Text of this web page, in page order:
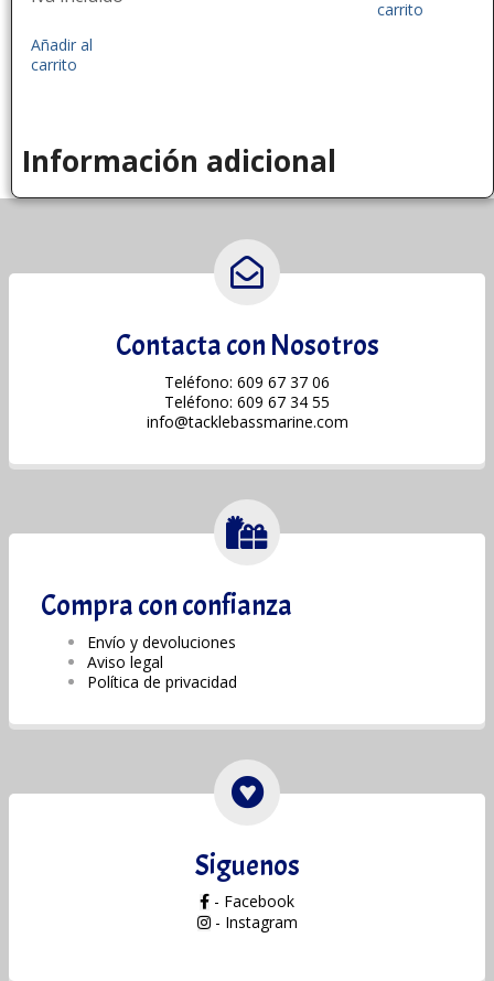
Añadir al
carrito
carrito
Información adicional
Contacta con Nosotros
Teléfono: 609 67 37 06
Teléfono: 609 67 34 55
info@tacklebassmarine.com
Compra con confianza
Envío y devoluciones
Aviso legal
Política de privacidad
Siguenos
- Facebook
- Instagram